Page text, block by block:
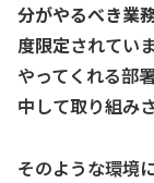
分がやるべき業務
度限定されてい
やってくれる部
中して取り組み
そのような環境